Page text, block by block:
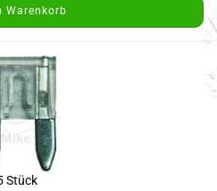
Warenkorb
Stück